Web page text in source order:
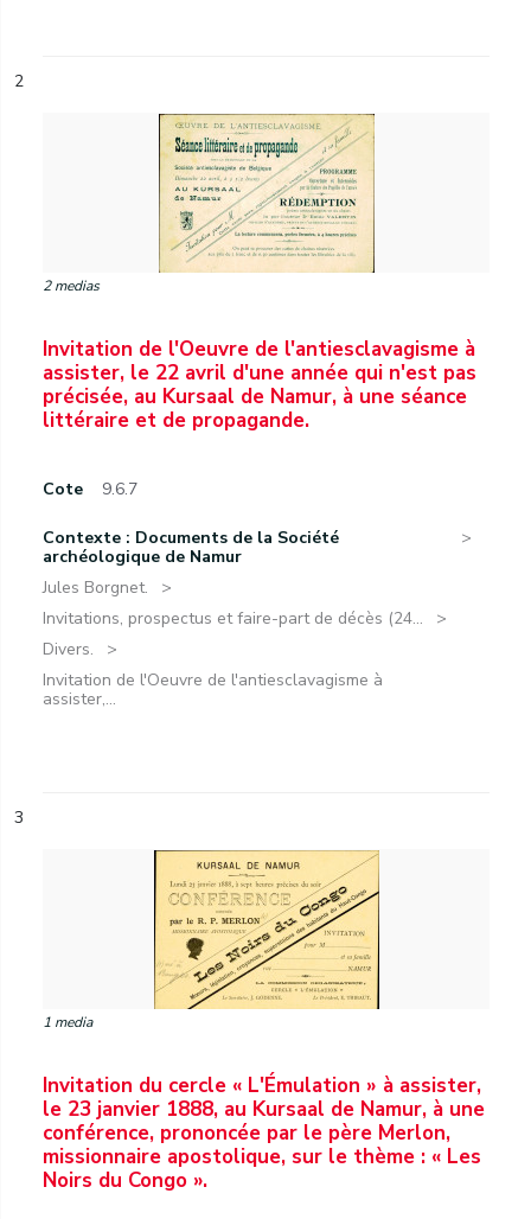
2
2 medias
Invitation de l'Oeuvre de l'antiesclavagisme à
assister, le 22 avril d'une année qui n'est pas
précisée, au Kursaal de Namur, à une séance
littéraire et de propagande.
Cote 9.6.7
Contexte : Documents de la Société
archéologique de Namur
Jules Borgnet.
Invitations, prospectus et faire-part de décès (24...
Divers.
Invitation de l'Oeuvre de l'antiesclavagisme à
assister,...
3
1 media
Invitation du cercle « L'Émulation » à assister,
le 23 janvier 1888, au Kursaal de Namur, à une
conférence, prononcée par le père Merlon,
missionnaire apostolique, sur le thème : « Les
Noirs du Congo ».